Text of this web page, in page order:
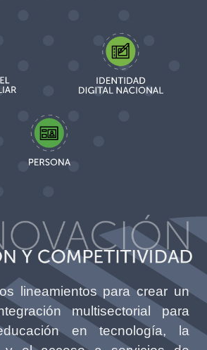
lineamientos para crear un
multisectorial para
en tecnología, la